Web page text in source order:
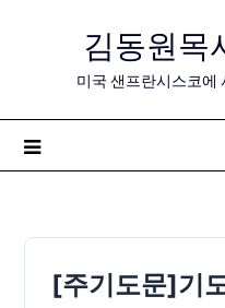
김동원목
미국 샌프란시스코에
[주기도문]기